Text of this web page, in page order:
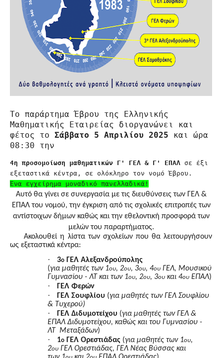
Το παράρτημα Έβρου της Ελληνικής
Μαθηματικής Εταιρείας διοργανώνει και
φέτος το Σάββατο 5 Απριλίου 2025 και ώρα
08:30 την
4η προσομοίωση μαθηματικών Γ' ΓΕΛ & Γ' ΕΠΑΛ σε έξι
εξεταστικά κέντρα, σε ολόκληρο τον νομό Έβρου.
Ένα εγχείρημα μοναδικό πανελλαδικά!
Αυτό θα γίνει σε συνεργασία με τις διευθύνσεις των ΓΕΛ &
ΕΠΑΛ του νομού, την έγκριση από τις σχολικές επιτροπές των
αντίστοιχων δήμων καθώς και την εθελοντική προσφορά των
μελών του παραρτήματος.
Ακολουθεί η λίστα των σχολείων που θα λειτουργήσουν
ως εξεταστικά κέντρα:
· 3ο ΓΕΛ Αλεξανδρούπολης
(για μαθητές των 1ου, 2ου, 3ου, 4ου ΓΕΛ, Μουσικού
Γυμνασίου - ΛΤ και των 1ου, 2ου, 3ου και 4ου ΕΠΑΛ)
· ΓΕΛ Φερών
· ΓΕΛ Σουφλίου (για μαθητές των ΓΕΛ Σουφλίου
& Τυχερού)
· ΓΕΛ Διδυμοτείχου (για μαθητές των ΓΕΛ &
ΕΠΑΛ Διδυμοτείχου, καθώς και τουΓυμνασίου -
ΛΤ Μεταξάδων)
· 1ο ΓΕΛ Ορεστιάδας (για μαθητές των 1ου,
2ου ΓΕΛ Ορεστιάδας, ΓΕΛ Νέας Βύσσας και